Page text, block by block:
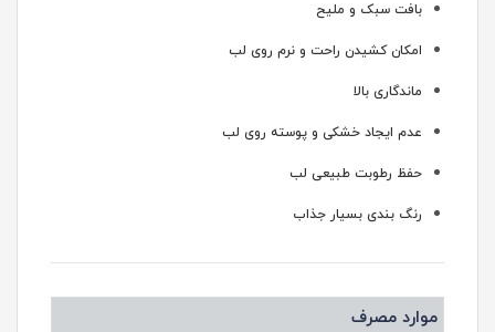
بافت سبک و ملیح
امکان کشیدن راحت و نرم روی لب
ماندگاری بالا
عدم ایجاد خشکی و پوسته روی لب
حفظ رطوبت طبیعی لب
رنگ بندی بسیار جذاب
موارد مصرف